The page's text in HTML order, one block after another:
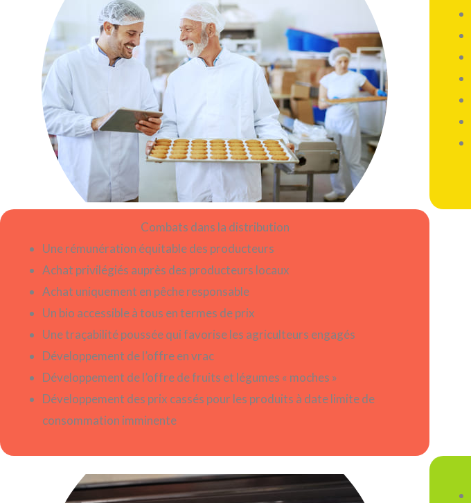
Combats dans la distribution
Une rémunération équitable des producteurs
Achat privilégiés auprès des producteurs locaux
Achat uniquement en pêche responsable
Un bio accessible à tous en termes de prix
Une traçabilité poussée qui favorise les agriculteurs engagés
Développement de l’offre en vrac
Développement de l’offre de fruits et légumes « moches »
Développement des prix cassés pour les produits à date limite de
consommation imminente